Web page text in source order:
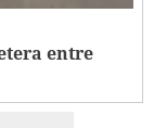
entre